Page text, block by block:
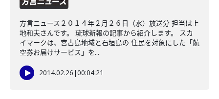
方言ニュース２０１４年２月２６日（水）放送分 担当は上
地和夫さんです。 琉球新報の記事から紹介します。 スカ
イマークは、宮古島地域と石垣島の 住民を対象にした「航
空券お届けサービス」を...
2014.02.26 |00:04:21